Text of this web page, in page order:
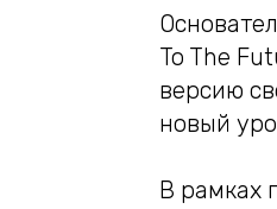
To The
версию
новый
В рамках